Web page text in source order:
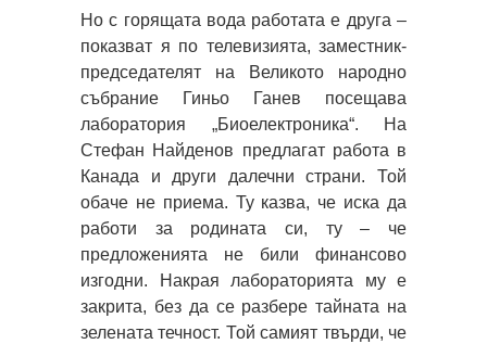
Но с горящата вода работата е друга –
показват я по телевизията, заместник-
председателят на Великото народно
събрание Гиньо Ганев посещава
лаборатория „Биоелектроника“. На
Стефан Найденов предлагат работа в
Канада и други далечни страни. Той
обаче не приема. Ту казва, че иска да
работи за родината си, ту – че
предложенията не били финансово
изгодни. Накрая лабораторията му е
закрита, без да се разбере тайната на
зелената течност. Той самият твърди, че